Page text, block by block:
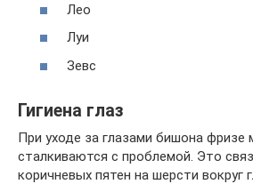
Лео
Луи
Зевс
Гигиена глаз
При уходе за глазами бишона фризе
сталкиваются с проблемой. Это
коричневых пятен на шерсти вокруг